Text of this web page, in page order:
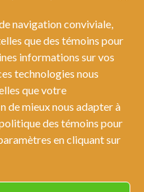
navigation conviviale,
que des témoins pour
informations sur vos
technologies nous
que votre
de mieux nous adapter à
des témoins pour
en cliquant sur